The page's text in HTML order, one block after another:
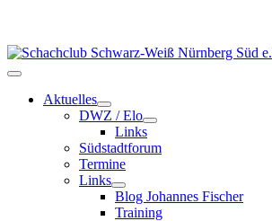
Aktuelles
DWZ / Elo
Links
Südstadtforum
Termine
Links
Blog Johannes Fischer
Training